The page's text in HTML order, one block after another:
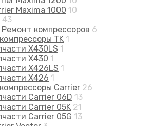
Maxima 1000 10
43
Ремонт компрессоров 6
TK 1
X430LS 1
X430 1
X426LS 1
X426 1
Carrier 26
Carrier 06D 13
Carrier 05K 21
Carrier 05G 13